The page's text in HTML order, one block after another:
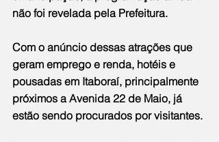
não foi revelada pela Prefeitura.
Com o anúncio dessas atrações que
geram emprego e renda, hotéis e
pousadas em Itaboraí, principalmente
próximos a Avenida 22 de Maio, já
estão sendo procurados por visitantes.